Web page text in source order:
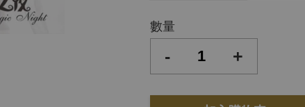
數量
- +